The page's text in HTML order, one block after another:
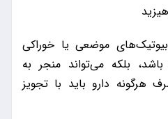
موضعی یا خوراکی
بلکه می‌تواند منجر به
هرگونه دارو باید با تجویز